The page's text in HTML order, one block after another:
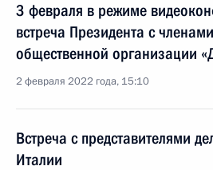
3 февраля в режиме
встреча Президента с
общественной организации
2 февраля 2022 года, 15:10
Встреча с представителями
Италии